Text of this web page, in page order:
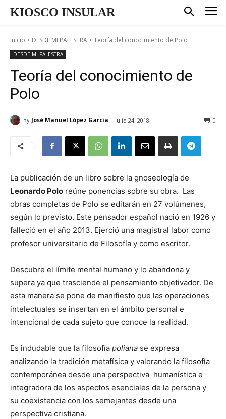
KIOSCO INSULAR
Inicio DESDE MI PALESTRA Teoría del conocimiento de Polo
DESDE MI PALESTRA
Teoría del conocimiento de
Polo
By José Manuel López García julio 24, 2018 0
La publicación de un libro sobre la gnoseología de
Leonardo Polo reúne ponencias sobre su obra. Las
obras completas de Polo se editarán en 27 volúmenes,
según lo previsto. Este pensador español nació en 1926 y
falleció en el año 2013. Ejerció una magistral labor como
profesor universitario de Filosofía y como escritor.
Descubre el límite mental humano y lo abandona y
supera ya que trasciende el pensamiento objetivador. De
esta manera se pone de manifiesto que las operaciones
intelectuales se insertan en el ámbito personal e
intencional de cada sujeto que conoce la realidad.
Es indudable que la filosofía poliana se expresa
analizando la tradición metafísica y valorando la filosofía
contemporánea desde una perspectiva humanística e
integradora de los aspectos esenciales de la persona y
su coexistencia con los semejantes desde una
perspectiva cristiana.